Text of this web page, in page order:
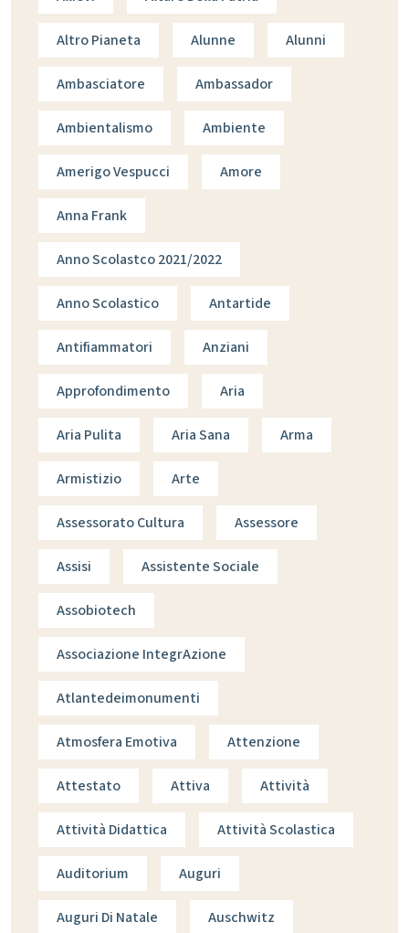
Altro Pianeta Alunne Alunni
Ambasciatore Ambassador
Ambientalismo Ambiente
Amerigo Vespucci Amore
Anna Frank
Anno Scolastco 2021/2022
Anno Scolastico Antartide
Antifiammatori Anziani
Approfondimento Aria
Aria Pulita Aria Sana Arma
Armistizio Arte
Assessorato Cultura Assessore
Assisi Assistente Sociale
Assobiotech
Associazione IntegrAzione
Atlantedeimonumenti
Atmosfera Emotiva Attenzione
Attestato Attiva Attività
Attività Didattica Attività Scolastica
Auditorium Auguri
Auguri Di Natale Auschwitz